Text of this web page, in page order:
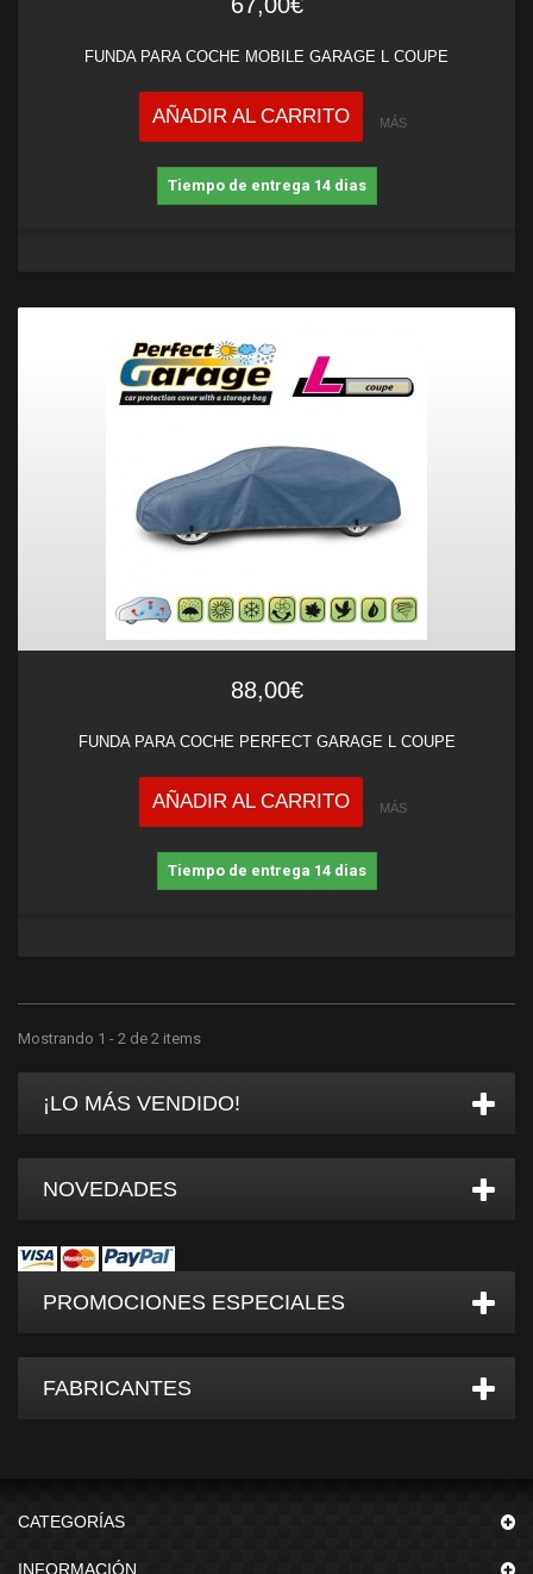
FUNDA PARA COCHE MOBILE GARAGE L COUPE
AÑADIR AL CARRITO MÁS
Tiempo de entrega 14 dias
88,00€
FUNDA PARA COCHE PERFECT GARAGE L COUPE
AÑADIR AL CARRITO MÁS
Tiempo de entrega 14 dias
Mostrando 1 - 2 de 2 items
¡LO MÁS VENDIDO!
NOVEDADES
PROMOCIONES ESPECIALES
FABRICANTES
CATEGORÍAS
INFORMACIÓN